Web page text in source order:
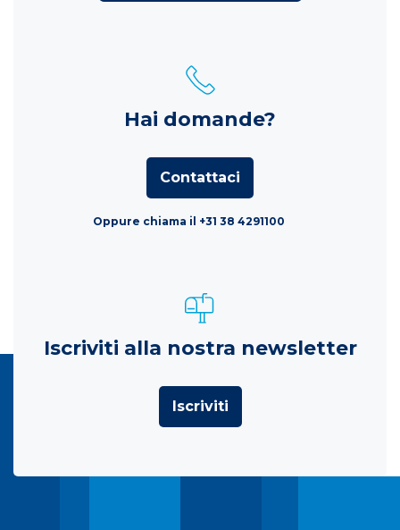
Hai domande?
Contattaci
Oppure chiama il +31 38 4291100
Iscriviti alla nostra newsletter
Iscriviti